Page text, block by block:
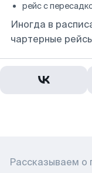
рейс с
Иногда в
чартерные
Рассказываем о